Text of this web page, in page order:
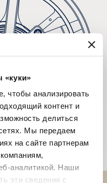
«куки»
чтобы анализировать
контент и
делиться
Мы передаем
на сайте партнерам
аналитикой. Наши
эти сведения с